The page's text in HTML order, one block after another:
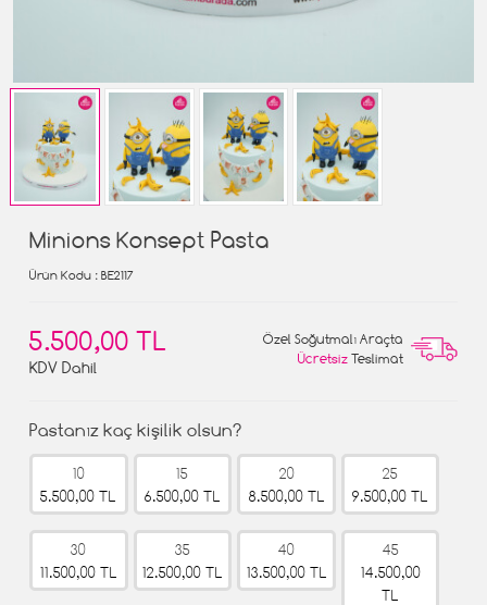
Minions Konsept Pasta
Ürün Kodu : BE2117
5.500,00 TL
KDV Dahil
Özel Soğutmalı Araçta
Ücretsiz Teslimat
Pastanız kaç kişilik olsun?
10
5.500,00 TL
15
6.500,00 TL
20
8.500,00 TL
25
9.500,00 TL
30
11.500,00 TL
35
12.500,00 TL
40
13.500,00 TL
45
14.500,00
TL